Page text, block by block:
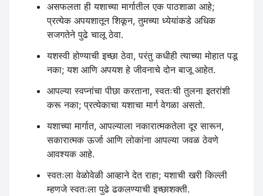
असफलता ही यशाच्या मार्गातील एक पाठशाळा आहे;
प्रत्येक अपयशातून शिकून, तुमच्या ध्येयांकडे अधिक
सजगतेने पुढे चालू ठेवा.
यशस्वी होण्याची इच्छा ठेवा, परंतु कधीही त्याच्या मोहात पडू
नका; यश आणि अपयश हे जीवनाचे दोन बाजू आहेत.
आपल्या स्वप्नांचा पीछा करताना, स्वतःची तुलना इतरांशी
करू नका; प्रत्येकाचा यशाचा मार्ग वेगळा असतो.
यशाच्या मार्गात, आपल्याला नकारात्मकतेला दूर सारून,
सकारात्मक ऊर्जा आणि लोकांना आपल्या जवळ ठेवणे
आवश्यक आहे.
स्वतःला वेळोवेळी आव्हाने देत राहा; यशाची खरी किल्ली
म्हणजे स्वतःला पुढे ढकलण्याची इच्छाशक्ती.